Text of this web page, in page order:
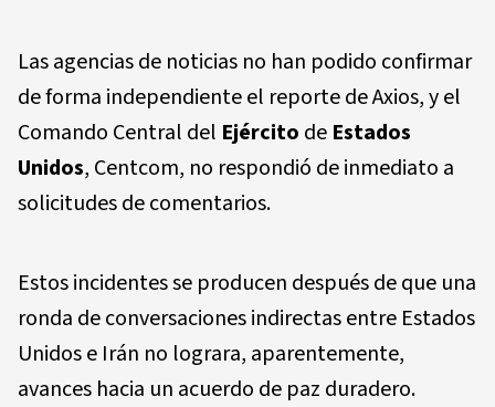
Las agencias de noticias no han podido confirmar
de forma independiente el reporte de Axios, y el
Comando Central del Ejército de Estados
Unidos, Centcom, no respondió de inmediato a
solicitudes de comentarios.
Estos incidentes se producen después de que una
ronda de conversaciones indirectas entre Estados
Unidos e Irán no lograra, aparentemente,
avances hacia un acuerdo de paz duradero.